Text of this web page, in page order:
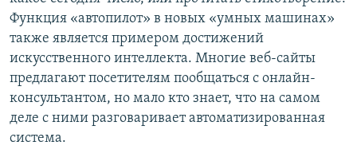
Функция «автопилот» в новых «умных машинах»
также является примером достижений
искусственного интеллекта. Многие веб-сайты
предлагают посетителям пообщаться с онлайн-
консультантом, но мало кто знает, что на самом
деле с ними разговаривает автоматизированная
система.